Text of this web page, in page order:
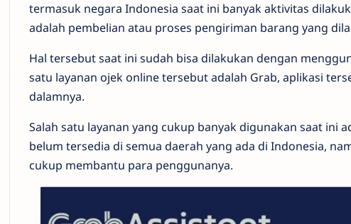
termasuk negara Indonesia saat ini banyak aktivitas
adalah pembelian atau proses pengiriman barang yang
Hal tersebut saat ini sudah bisa dilakukan dengan
satu layanan ojek online tersebut adalah Grab, aplikasi
dalamnya.
Salah satu layanan yang cukup banyak digunakan saat ini
belum tersedia di semua daerah yang ada di Indonesia,
cukup membantu para penggunanya.